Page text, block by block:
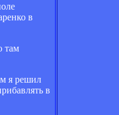
в
там
я решил
в